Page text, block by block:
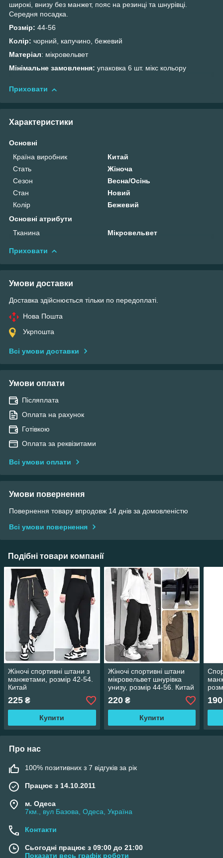
широкі, внизу без манжет, пояс на резинці та шнурівці.
Середня посадка.
Розмір: 44-56
Колір: чорний, капучино, бежевий
Матеріал: мікровельвет
Мінімальне замовлення: упаковка 6 шт. мікс кольору
Приховати
Характеристики
Основні
Країна виробник
Китай
Стать
Жіноча
Сезон
Весна/Осінь
Стан
Новий
Колір
Бежевий
Основні атрибути
Тканина
Мікровельвет
Приховати
Умови доставки
Доставка здійснюється тільки по передоплаті.
Нова Пошта
Укрпошта
Всі умови доставки
Умови оплати
Післяплата
Оплата на рахунок
Готівкою
Оплата за реквізитами
Всі умови оплати
Умови повернення
Повернення товару впродовж 14 днів за домовленістю
Всі умови повернення
Подібні товари компанії
Жіночі спортивні штани з
манжетами, розмір 42-54.
Китай
225 ₴
Купити
Жіночі спортивні штани
мікровельвет шнурівка
унизу, розмір 44-56. Китай
220₴
Купити
190
Про нас
100% позитивних з 7 відгуків за рік
Працює з 14.10.2011
м. Одеса
7км., вул Базова, Одеса, Україна
Контакти
Сьогодні працює з 09:00 до 21:00
Показати весь графік роботи